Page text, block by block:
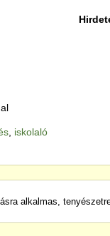
, iskolaló
alkalmas,